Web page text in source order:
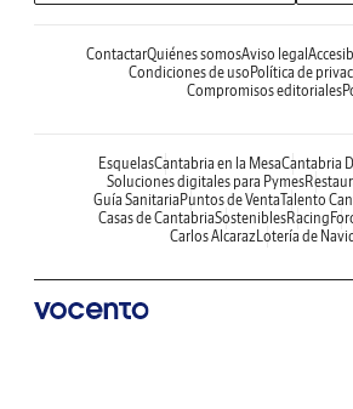
ContactarQuiénes somosAviso legal
Condiciones de uso Política de
Compromisos editoriales
EsquelasCantabria en la MesaCantabria
Soluciones digitales para Pymes
Guía Sanitaria Puntos de VentaTalento
Casas de CantabriaSosteniblesRacing
Carlos AlcarazLotería de